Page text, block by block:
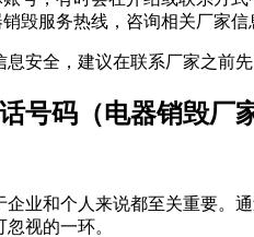
毁服务热线，咨询相关厂家信
安全，建议在联系厂家之前
业和个人来说都至关重要。
视的一环。